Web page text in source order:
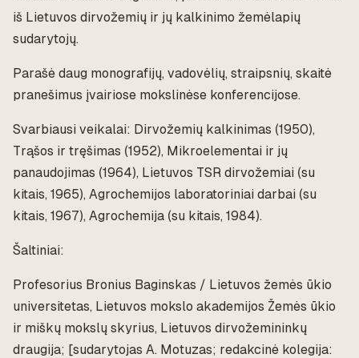
iš Lietuvos dirvožemių ir jų kalkinimo žemėlapių
sudarytojų.
Parašė daug monografijų, vadovėlių, straipsnių, skaitė
pranešimus įvairiose mokslinėse konferencijose.
Svarbiausi veikalai: Dirvožemių kalkinimas (1950),
Trąšos ir tręšimas (1952), Mikroelementai ir jų
panaudojimas (1964), Lietuvos TSR dirvožemiai (su
kitais, 1965), Agrochemijos laboratoriniai darbai (su
kitais, 1967), Agrochemija (su kitais, 1984).
Šaltiniai:
Profesorius Bronius Baginskas / Lietuvos žemės ūkio
universitetas, Lietuvos mokslo akademijos Žemės ūkio
ir miškų mokslų skyrius, Lietuvos dirvožemininkų
draugija; [sudarytojas A. Motuzas; redakcinė kolegija: